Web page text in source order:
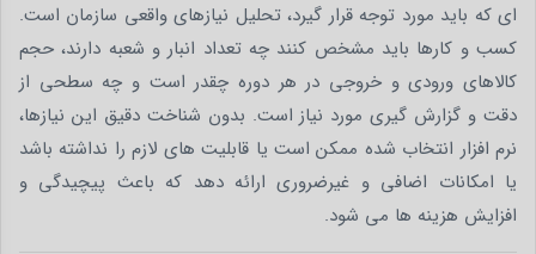
ای که باید مورد توجه قرار گیرد، تحلیل نیازهای واقعی سازمان است.
کسب و کارها باید مشخص کنند چه تعداد انبار و شعبه دارند، حجم
کالاهای ورودی و خروجی در هر دوره چقدر است و چه سطحی از
دقت و گزارش گیری مورد نیاز است. بدون شناخت دقیق این نیازها،
نرم افزار انتخاب شده ممکن است یا قابلیت های لازم را نداشته باشد
یا امکانات اضافی و غیرضروری ارائه دهد که باعث پیچیدگی و
افزایش هزینه ها می شود.